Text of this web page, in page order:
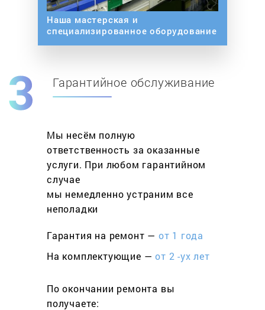
Наша мастерская и
специализированное оборудование
Гарантийное обслуживание
Мы несём полную
ответственность за оказанные
услуги. При любом гарантийном
cлучае
мы немедленно устраним все
неполадки
Гарантия на ремонт — от 1 года
На комплектующие —от 2 -ух лет
По окончании ремонта вы
получаете: